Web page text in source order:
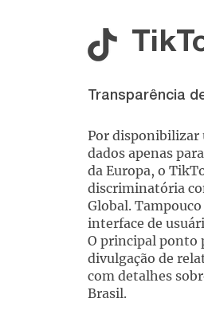
Por disponibilizar
dados apenas
da Europa, o
discriminatória
Global.
interface de
O principal ponto
divulgação de
com detalhes
Brasil.
Transparência